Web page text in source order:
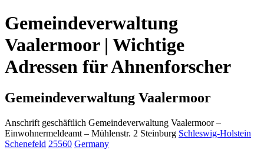
Gemeindeverwaltung
Vaalermoor | Wichtige
Adressen für Ahnenforscher
Gemeindeverwaltung Vaalermoor
Anschrift geschäftlich Gemeindeverwaltung Vaalermoor –
Einwohnermeldeamt – Mühlenstr. 2 Steinburg Schleswig-Holstein
Schenefeld 25560 Germany